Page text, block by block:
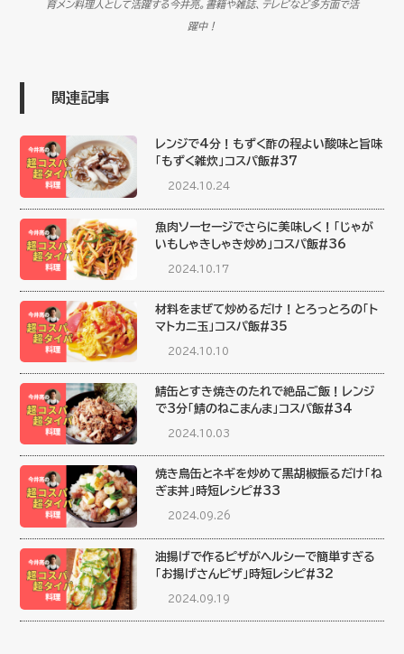
育メン料理人として活躍する今井亮。書籍や雑誌、テレビなど多方面で活
躍中！
関連記事
レンジで4分！もずく酢の程よい酸味と旨味
「もずく雑炊」コスパ飯#37
2024.10.24
魚肉ソーセージでさらに美味しく！「じゃが
いもしゃきしゃき炒め」コスパ飯#36
2024.10.17
材料をまぜて炒めるだけ！とろっとろの「ト
マトカニ玉」コスパ飯#35
2024.10.10
鯖缶とすき焼きのたれで絶品ご飯！レンジ
で3分「鯖のねこまんま」コスパ飯#34
2024.10.03
焼き鳥缶とネギを炒めて黒胡椒振るだけ「ね
ぎま丼」時短レシピ#33
2024.09.26
油揚げで作るピザがヘルシーで簡単すぎる
「お揚げさんピザ」時短レシピ#32
2024.09.19